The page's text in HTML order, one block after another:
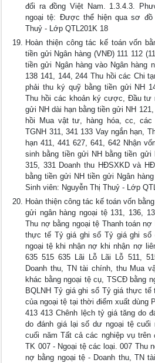
đổi ra đồng Việt Nam. 1.3.4.3.
ngoại tệ: Được thể hiện qua sơ đồ
Thuỷ - Lớp QTL201K 18
Hoàn thiện công tác kế toán vốn
tiền gửi Ngân hàng (VNĐ) 111 112
tiền gửi Ngân hàng vào Ngân hàng
138 141, 144, 244 Thu hồi các Chi
phải thu ký quỹ bằng tiền gửi NH
Thu hồi các khoản ký cược, Đầu tư
gửi NH dài hạn bằng tiền gửi NH
hồi Mua vật tư, hàng hóa, cc,
TGNH 311, 341 133 Vay ngắn hạn,
hạn 411, 441 627, 641, 642 Nhận
sinh bằng tiền gửi NH bằng tiền gửi
315, 331 Doanh thu HĐSXKD và
bằng tiền gửi NH tiền gửi Ngân
Sinh viên: Nguyễn Thị Thuỷ - Lớp
Hoàn thiện công tác kế toán vốn
gửi ngân hàng ngoại tệ 131, 136,
Thu nợ bằng ngoại tệ Thanh toán
thực tế Tỷ giá ghi sổ Tỷ giá ghi sổ
ngoại tệ khi nhận nợ khi nhận nợ
635 515 635 Lãi Lỗ Lãi Lỗ 511,
Doanh thu, TN tài chính, thu Mua
khác bằng ngoại tệ cụ, TSCĐ bằng
BQLNH Tỷ giá ghi sổ Tỷ giá thực
của ngoại tệ tại thời điểm xuất dùng
413 413 Chênh lệch tỷ giá tăng do
do đánh giá lại số dư ngoại tệ
cuối năm Tất cả các nghiệp vụ
TK 007 - Ngoại tệ các loại. 007 Thu
nợ bằng ngoại tệ - Doanh thu, TN